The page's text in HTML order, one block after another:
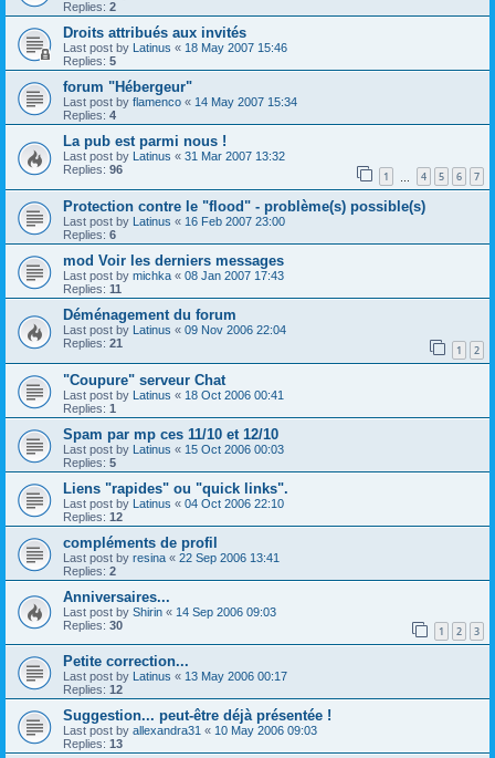
Replies: 2
Droits attribués aux invités
Last post by Latinus « 18 May 2007 15:46
Replies: 5
forum "Hébergeur"
Last post by flamenco « 14 May 2007 15:34
Replies: 4
La pub est parmi nous !
Last post by Latinus « 31 Mar 2007 13:32
Replies: 96 1 4 5 6 7
Protection contre le "flood" - problème(s) possible(s)
Last post by Latinus « 16 Feb 2007 23:00
Replies: 6
mod Voir les derniers messages
Last post by michka « 08 Jan 2007 17:43
Replies: 11
Déménagement du forum
Last post by Latinus « 09 Nov 2006 22:04
Replies: 21 1 2
"Coupure" serveur Chat
Last post by Latinus « 18 Oct 2006 00:41
Replies: 1
Spam par mp ces 11/10 et 12/10
Last post by Latinus « 15 Oct 2006 00:03
Replies: 5
Liens "rapides" ou "quick links".
Last post by Latinus « 04 Oct 2006 22:10
Replies: 12
compléments de profil
Last post by resina « 22 Sep 2006 13:41
Replies: 2
Anniversaires...
Last post by Shirin « 14 Sep 2006 09:03
Replies: 30 1 2 3
Petite correction...
Last post by Latinus « 13 May 2006 00:17
Replies: 12
Suggestion... peut-être déjà présentée !
Last post by allexandra31 « 10 May 2006 09:03
Replies: 13